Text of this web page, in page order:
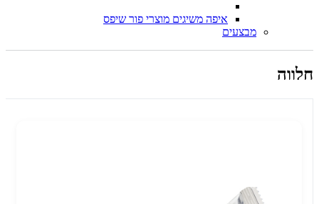
איפה משיגים מוצרי פור שיפס
מבצעים
חלווה